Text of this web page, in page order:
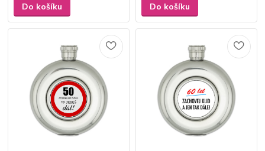
Do košíku Do košíku